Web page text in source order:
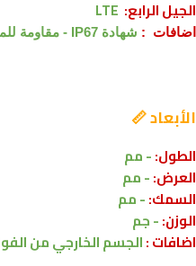
الجيل الرابع: LTE
اضافات : شهادة IP67 - مقاومة للماء والغبار لمسافة تصل إلي 1 متر ولمدة تصل إلي 30 دقيقة
الأبعاد 📏
الطول:- مم
العرض:- مم
السمك:- مم
الوزن:- جم
اضافات :الجسم الخارجيمن